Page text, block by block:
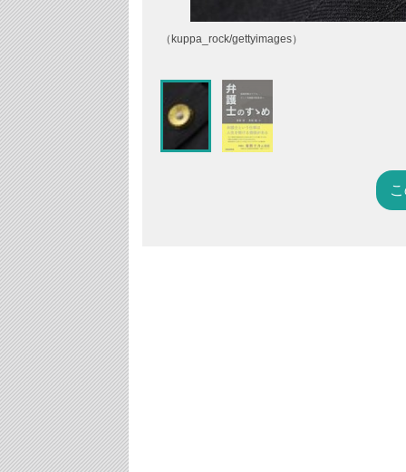
（kuppa_rock/gettyimages）